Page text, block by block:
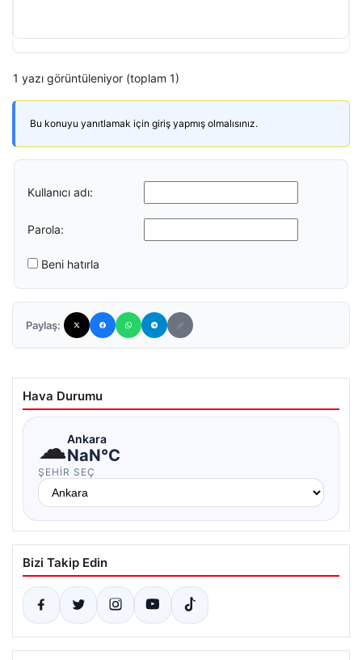
1 yazı görüntüleniyor (toplam 1)
Bu konuyu yanıtlamak için giriş yapmış olmalısınız.
Kullanıcı adı:
Parola:
Beni hatırla
Paylaş:
Hava Durumu
☁Ankara
NaN°C
ŞEHIR SEÇ
Bizi Takip Edin